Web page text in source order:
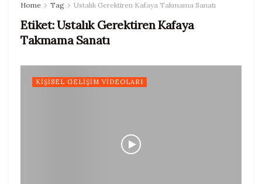
Home Tag Ustalık Gerektiren Kafaya Takmama Sanatı
Etiket:Ustalık Gerektiren Kafaya
Takmama Sanatı
KIŞISEL GELIŞIM VIDEOLARI